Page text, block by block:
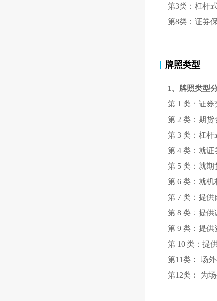
第3类：杠杆
第8类：证券
牌照类型
1、牌照类型
第 1 类：证券
第 2 类：期货
第 3 类：杠杆
第 4 类：就证
第 5 类：就期
第 6 类：就机
第 7 类：提供
第 8 类：提供
第 9 类：提供
第 10 类：提
第11类︰ 场
第12类︰ 为